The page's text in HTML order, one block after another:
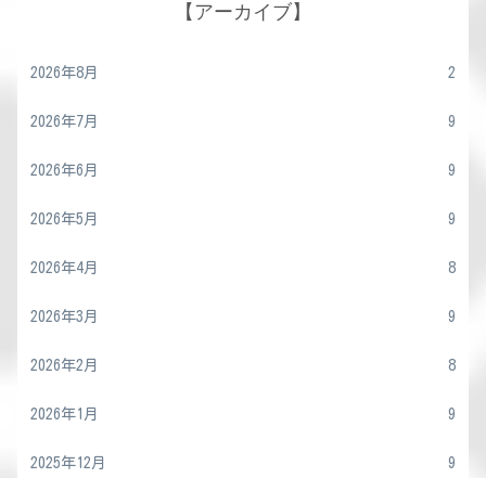
【アーカイブ】
2026年8月 2
2026年7月 9
2026年6月 9
2026年5月 9
2026年4月 8
2026年3月 9
2026年2月 8
2026年1月 9
2025年12月 9